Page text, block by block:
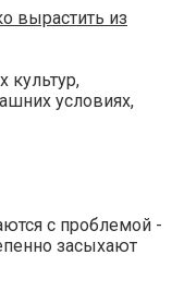
вырастить из
культур,
условиях,
с проблемой -
засыхают